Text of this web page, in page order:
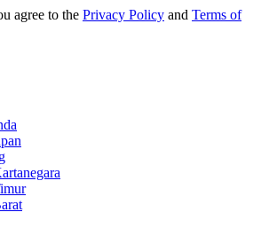
agree to the Privacy Policy and Terms of